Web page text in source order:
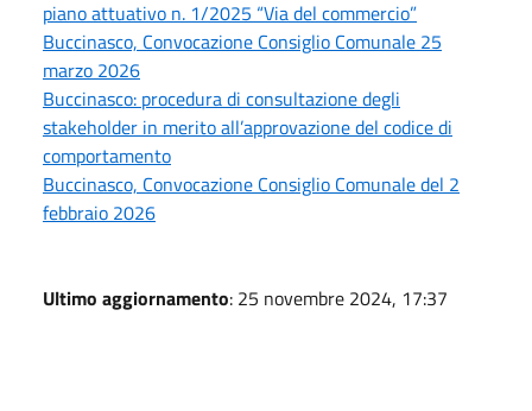
piano attuativo n. 1/2025 “Via del commercio”
Buccinasco, Convocazione Consiglio Comunale 25
marzo 2026
Buccinasco: procedura di consultazione degli
stakeholder in merito all’approvazione del codice di
comportamento
Buccinasco, Convocazione Consiglio Comunale del 2
febbraio 2026
Ultimo aggiornamento: 25 novembre 2024, 17:37